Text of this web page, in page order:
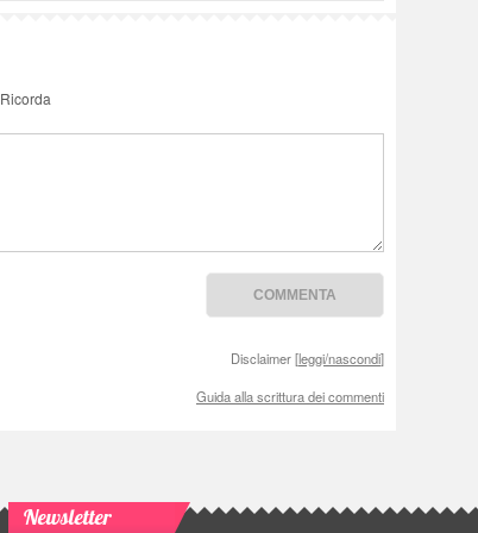
Ricorda
Disclaimer [leggi/nascondi]
Guida alla scrittura dei commenti
Newsletter